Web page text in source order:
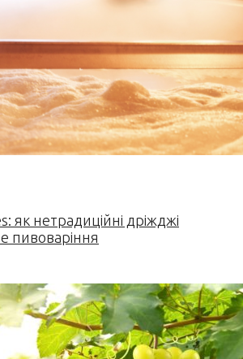
як нетрадиційні дріжджі
пивоваріння